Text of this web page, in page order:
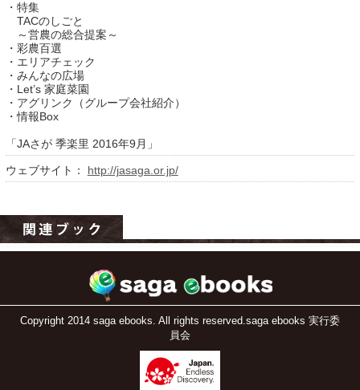
・特集
TACのしごと
～営農の総合提案～
・彩農百選
・エリアチェック
・みんなの広場
・Let’s 家庭菜園
・アグリンク（グループ会社紹介）
・情報Box
「JAさが 季楽里 2016年9月」
ウェブサイト： http://jasaga.or.jp/
Copyright 2014 saga ebooks. All rights reserved.saga ebooks 実行委
員会
saga ebooksとは
よくある質問